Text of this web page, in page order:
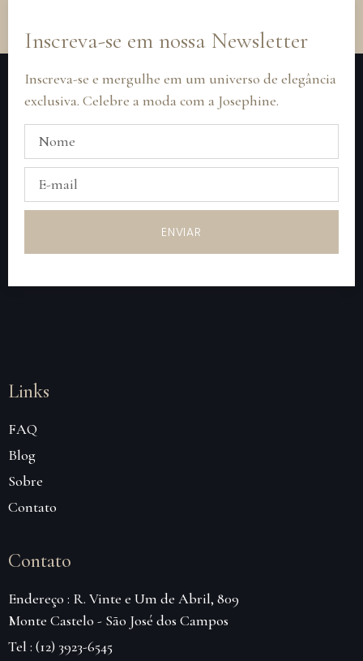
Inscreva-se em nossa Newsletter
Inscreva-se e mergulhe em um universo de elegância
exclusiva. Celebre a moda com a Josephine.
ENVIAR
Links
FAQ
Blog
Sobre
Contato
Contato
Endereço : R. Vinte e Um de Abril, 809
Monte Castelo - São José dos Campos
Tel : (12) 3923-6545